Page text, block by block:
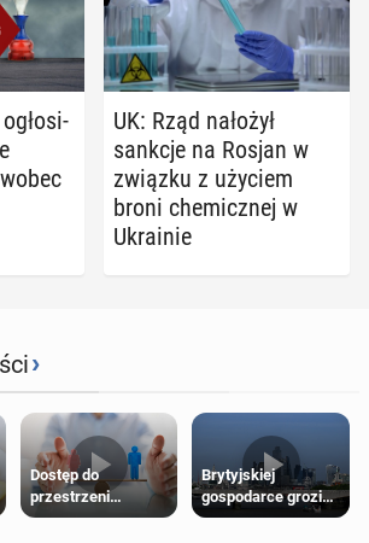
UK: Rząd nałożył
sankcje na Rosjan w
związku z użyciem
broni che­micz­nej w
Ukra­inie
›
Dostęp do
przestrzeni
przeznaczonych
Brytyjskiej
gospodarce grozi
recesja, jeśli